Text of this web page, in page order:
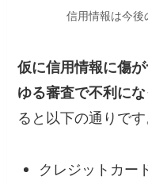
信用情報は今後
仮に信用情報に傷
ゆる審査で不利に
ると以下の通りです
クレジットカー